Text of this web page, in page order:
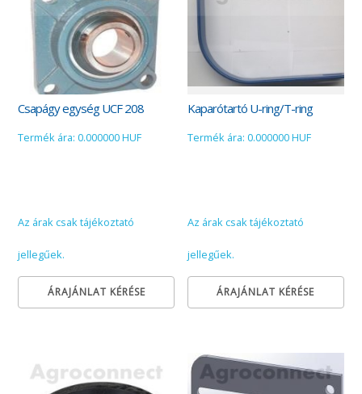
Csapágy egység UCF 208
Termék ára: 0.000000 HUF
Az árak csak tájékoztató
jellegűek.
ÁRAJÁNLAT KÉRÉSE
Kaparótartó U-ring/T-ring
Termék ára: 0.000000 HUF
Az árak csak tájékoztató
jellegűek.
ÁRAJÁNLAT KÉRÉSE